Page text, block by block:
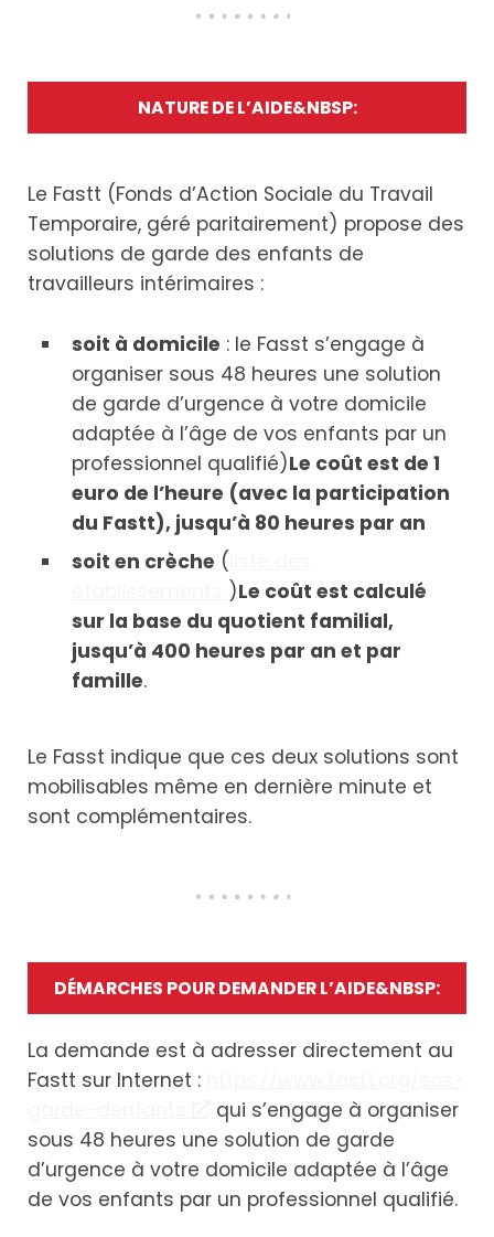
NATURE DE L’AIDE&NBSP:
Le Fastt (Fonds d’Action Sociale du Travail
Temporaire, géré paritairement) propose des
solutions de garde des enfants de
travailleurs intérimaires :
soit à domicile : le Fasst s’engage à
organiser sous 48 heures une solution
de garde d’urgence à votre domicile
adaptée à l’âge de vos enfants par un
professionnel qualifié)Le coût est de 1
euro de l’heure (avec la participation
du Fastt), jusqu’à 80 heures par an
soit en crèche (
)Le coût est calculé
sur la base du quotient familial,
jusqu’à 400 heures par an et par
famille.
Le Fasst indique que ces deux solutions sont
mobilisables même en dernière minute et
sont complémentaires.
DÉMARCHES POUR DEMANDER L’AIDE&NBSP:
La demande est à adresser directement au
Fastt sur Internet :
qui s’engage à organiser
sous 48 heures une solution de garde
d’urgence à votre domicile adaptée à l’âge
de vos enfants par un professionnel qualifié.